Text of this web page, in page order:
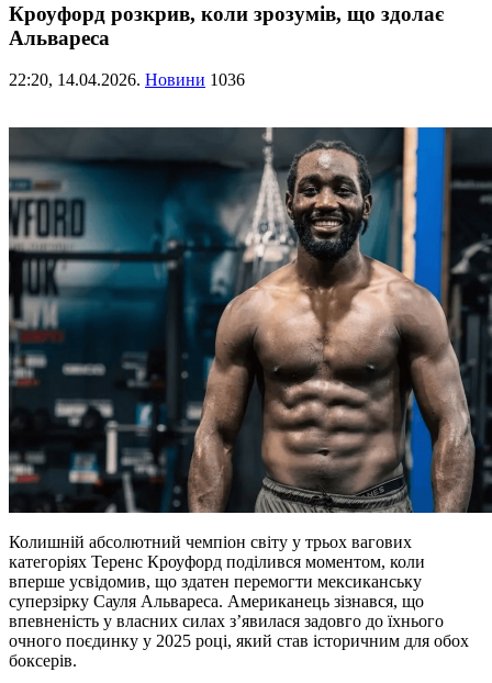
Кроуфорд розкрив, коли зрозумів, що здолає
Альвареса
22:20, 14.04.2026. Новини 1036
Колишній абсолютний чемпіон світу у трьох вагових
категоріях Теренс Кроуфорд поділився моментом, коли
вперше усвідомив, що здатен перемогти мексиканську
суперзірку Сауля Альвареса. Американець зізнався, що
впевненість у власних силах з’явилася задовго до їхнього
очного поєдинку у 2025 році, який став історичним для обох
боксерів.